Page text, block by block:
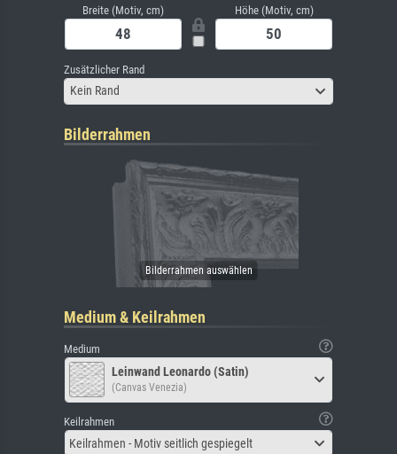
Breite (Motiv, cm) Höhe (Motiv, cm)
Zusätzlicher Rand
Kein Rand
Bilderrahmen
Medium & Keilrahmen
Medium
Leinwand Leonardo (Satin)
(Canvas Venezia)
Keilrahmen
Keilrahmen - Motiv seitlich gespiegelt